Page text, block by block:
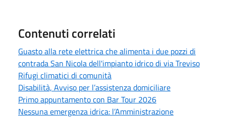
Contenuti correlati
Guasto alla rete elettrica che alimenta i due pozzi di
contrada San Nicola dell'impianto idrico di via Treviso
Rifugi climatici di comunità
Disabilità, Avviso per l’assistenza domiciliare
Primo appuntamento con Bar Tour 2026
Nessuna emergenza idrica: l’Amministrazione